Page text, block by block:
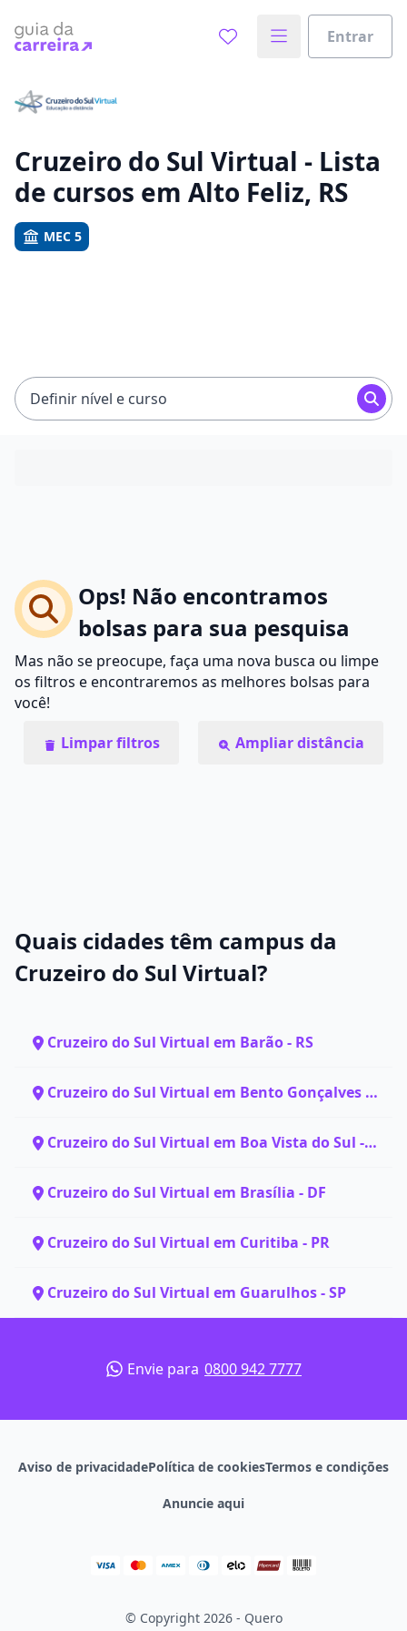
Entrar
Vamos te guiar no caminho ideal para seus estudos
Cruzeiro do Sul Virtual - Lista
de cursos em Alto Feliz, RS
MEC 5
Definir nível e curso
Ops! Não encontramos
bolsas para sua pesquisa
Mas não se preocupe, faça uma nova busca ou limpe
os filtros e encontraremos as melhores bolsas para
você!
Limpar filtros
Ampliar distância
Quais cidades têm campus da
Cruzeiro do Sul Virtual?
Cruzeiro do Sul Virtual em Barão - RS
Cruzeiro do Sul Virtual em Bento Gonçalves -
Cruzeiro do Sul Virtual em Boa Vista do Sul -
Cruzeiro do Sul Virtual em Brasília - DF
Cruzeiro do Sul Virtual em Curitiba - PR
Cruzeiro do Sul Virtual em Guarulhos - SP
Envie para 0800 942 7777
Aviso de privacidadePolítica de cookiesTermos e condições
Anuncie aqui
© Copyright 2026 - Quero